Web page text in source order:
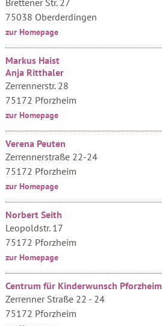
Brettener Str. 27
75038 Oberderdingen
zur Homepage
Markus Haist
Anja Ritthaler
Zerrennerstr. 28
75172 Pforzheim
zur Homepage
Verena Peuten
Zerrennerstraße 22-24
75172 Pforzheim
zur Homepage
Norbert Seith
Leopoldstr. 17
75172 Pforzheim
zur Homepage
Centrum für Kinderwunsch Pforzheim
Zerrenner Straße 22 - 24
75172 Pforzheim